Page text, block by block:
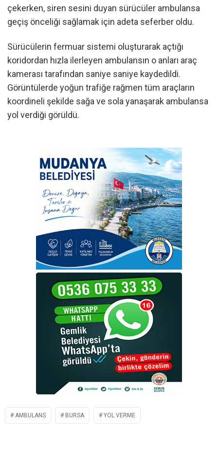
çekerken, siren sesini duyan sürücüler ambulansa
geçiş önceliği sağlamak için adeta seferber oldu.
Sürücülerin fermuar sistemi oluşturarak açtığı
koridordan hızla ilerleyen ambulansın o anları araç
kamerası tarafından saniye saniye kaydedildi.
Görüntülerde yoğun trafiğe rağmen tüm araçların
koordineli şekilde sağa ve sola yanaşarak ambulansa
yol verdiği görüldü.
AMBULANS BURSA YOL VERME